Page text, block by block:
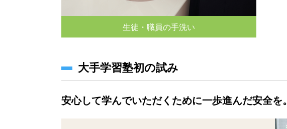
生徒・職員の手洗い
大手学習塾初の試み
安心して学んでいただくために一歩進んだ安全を。